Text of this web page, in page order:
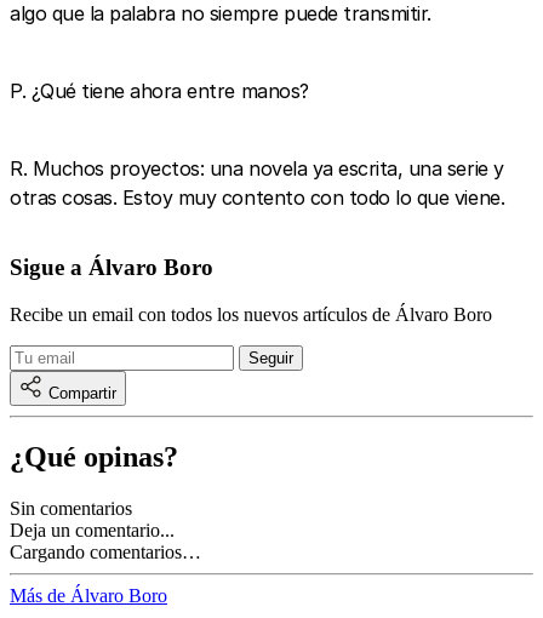
algo que la palabra no siempre puede transmitir.
P. ¿Qué tiene ahora entre manos?
R. Muchos proyectos: una novela ya escrita, una serie y
otras cosas. Estoy muy contento con todo lo que viene.
Sigue a Álvaro Boro
Recibe un email con todos los nuevos artículos de Álvaro Boro
Compartir
¿Qué opinas?
Sin comentarios
Deja un comentario...
Cargando comentarios…
Más de Álvaro Boro